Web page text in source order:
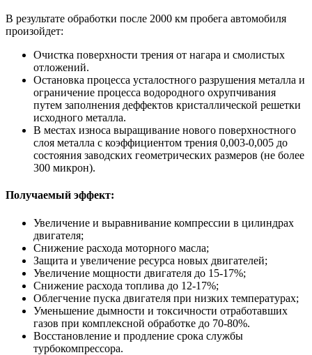
В результате обработки после 2000 км пробега автомобиля
произойдет:
Очистка поверхности трения от нагара и смолистых
отложений.
Остановка процесса усталостного разрушения металла и
ограничение процесса водородного охрупчивания
путем заполнения деффектов кристаллической решетки
исходного металла.
В местах износа выращивание нового поверхностного
слоя металла с коэффициентом трения 0,003-0,005 до
состояния заводских геометрических размеров (не более
300 микрон).
Получаемый эффект:
Увеличение и выравнивание компрессии в цилиндрах
двигателя;
Снижение расхода моторного масла;
Защита и увеличение ресурса новых двигателей;
Увеличение мощности двигателя до 15-17%;
Снижение расхода топлива до 12-17%;
Облегчение пуска двигателя при низких температурах;
Уменьшение дымности и токсичности отработавших
газов при комплексной обработке до 70-80%.
Восстановление и продление срока службы
турбокомпрессора.